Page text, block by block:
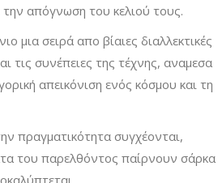
απόγνωση του κελιού τους.
μια σειρά απο βίαιες διαλλεκτικές
τις συνέπειες της τέχνης, αναμεσα
απεικόνιση ενός κόσμου και τη
πραγματικότητα συγχέονται,
του παρελθόντος παίρνουν σάρκα